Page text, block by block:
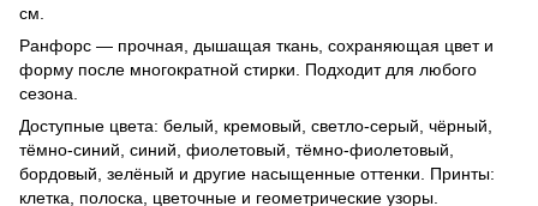
см.
Ранфорс — прочная, дышащая ткань, сохраняющая цвет и
форму после многократной стирки. Подходит для любого
сезона.
Доступные цвета: белый, кремовый, светло-серый, чёрный,
тёмно-синий, синий, фиолетовый, тёмно-фиолетовый,
бордовый, зелёный и другие насыщенные оттенки. Принты:
клетка, полоска, цветочные и геометрические узоры.